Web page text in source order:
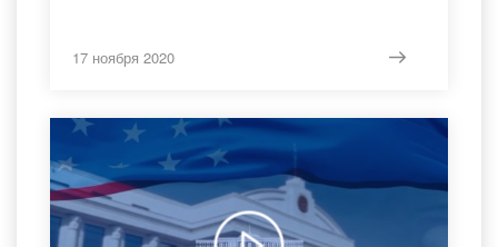
17 ноября 2020